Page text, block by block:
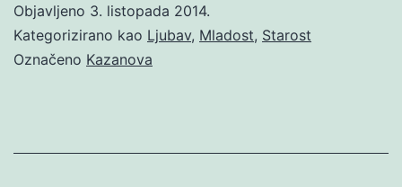
Objavljeno 3. listopada 2014.
Kategorizirano kao Ljubav, Mladost, Starost
Označeno Kazanova